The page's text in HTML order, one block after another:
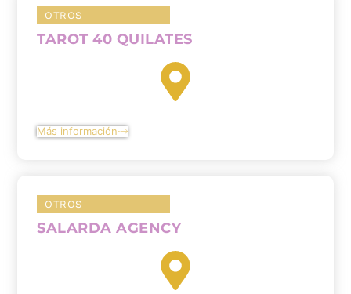
OTROS
TAROT 40 QUILATES
Más información
OTROS
SALARDA AGENCY